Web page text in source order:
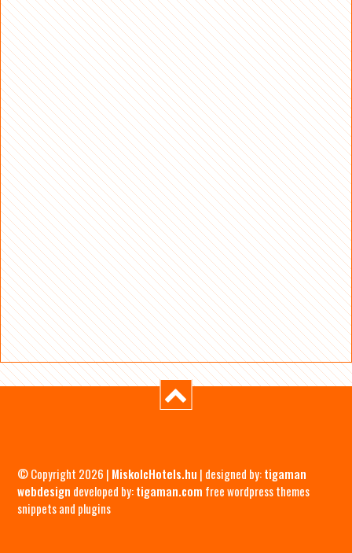
© Copyright 2026 | MiskolcHotels.hu | designed by:tigaman
webdesign developed by:tigaman.com free wordpress themes
snippets and plugins